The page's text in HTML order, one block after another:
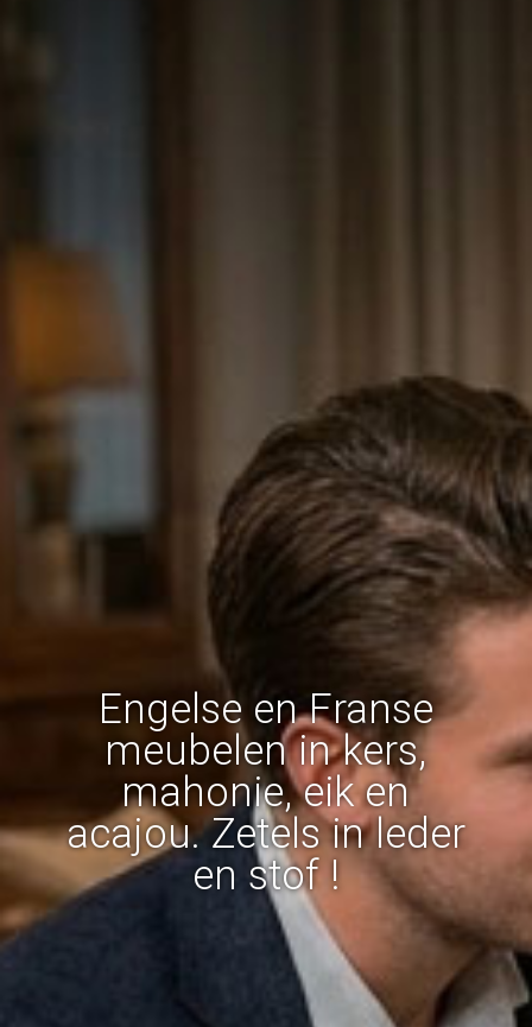
Engelse en Franse
meubelen in kers,
mahonie, eik en
acajou. Zetels in leder
en stof !